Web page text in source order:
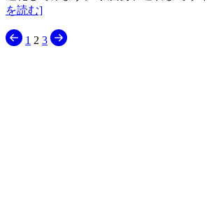
を読む]
投 1 2 3